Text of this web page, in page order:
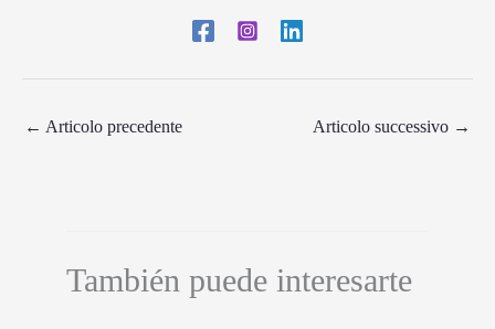
← Articolo precedente Articolo successivo →
También puede interesarte